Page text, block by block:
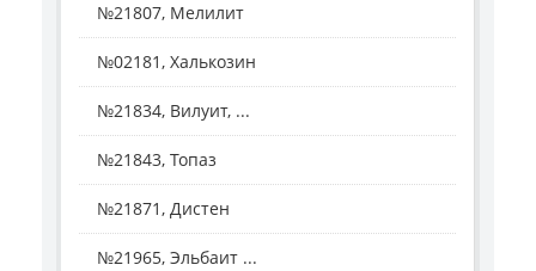
№21807, Мелилит
№02181, Халькозин
№21834, Вилуит, ...
№21843, Топаз
№21871, Дистен
№21965, Эльбаит ...